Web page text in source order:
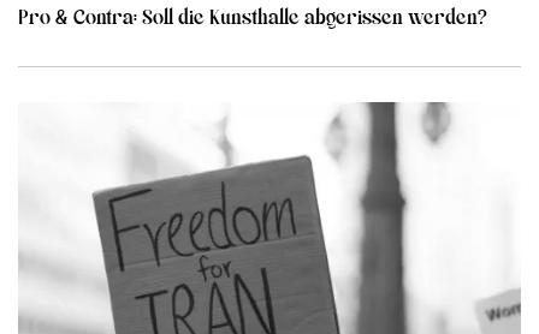
Pro & Contra: Soll die Kunsthalle abgerissen werden?